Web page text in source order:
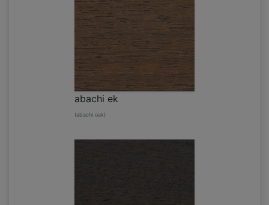
abachi ek
(abachi oak)